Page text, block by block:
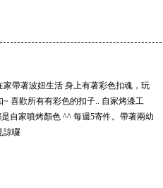
家帶著波妞生活 身上有著彩色扣魂，玩
~ 喜歡所有有彩色的扣子.. 自家烤漆工
自家噴烤顏色 ^^ 每週5寄件。帶著兩幼
諒囉